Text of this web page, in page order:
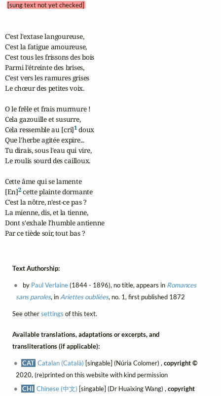
[sung text not yet checked]
C'est l'extase langoureuse,
C'est la fatigue amoureuse,
C'est tous les frissons des bois
Parmi l'étreinte des brises,
C'est vers les ramures grises
Le chœur des petites voix.
O le frêle et frais murmure !
Cela gazouille et susurre,
Cela ressemble au [cri]1 doux
Que l'herbe agitée expire...
Tu dirais, sous l'eau qui vire,
Le roulis sourd des cailloux.
Cette âme qui se lamente
[En]2 cette plainte dormante
C'est la nôtre, n'est-ce pas ?
La mienne, dis, et la tienne,
Dont s'exhale l'humble antienne
Par ce tiède soir, tout bas ?
Text Authorship:
by Paul Verlaine(1844 - 1896), no title, appears in Romances
sans paroles, in Ariettes oubliées, no. 1, first published 1872
See othersettings of this text.
Available translations, adaptations or excerpts, and
transliterations (if applicable):
CAT Catalan (Català) [singable] (Núria Colomer) ,copyright ©
2020, (re)printed on this website with kind permission
CHI Chinese (中文) [singable] (Dr Huaixing Wang) ,copyright